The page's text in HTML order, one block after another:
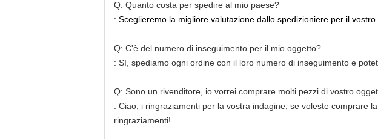
Q: Quanto costa per spedire al mio paese?
: Sceglieremo la migliore valutazione dallo spedizioniere per il vostro
Q: C'è del numero di inseguimento per il mio oggetto?
: Sì, spediamo ogni ordine con il loro numero di inseguimento e
Q: Sono un rivenditore, io vorrei comprare molti pezzi di vostro
: Ciao, i ringraziamenti per la vostra indagine, se voleste comprare
ringraziamenti!